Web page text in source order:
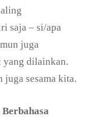
saja – si/apa
juga
yang dilainkan.
juga sesama kita.
Berbahasa